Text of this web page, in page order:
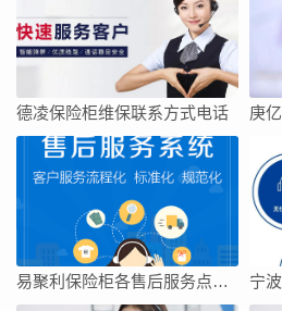
德凌保险柜维保联系方式电话
易聚利保险柜各售后服务点电话